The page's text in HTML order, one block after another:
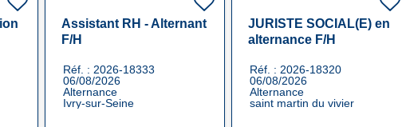
Assistant RH - Alternant
F/H
Réf. : 2026-18333
06/08/2026
Alternance
Ivry-sur-Seine
JURISTE SOCIAL(E) en
alternance F/H
Réf. : 2026-18320
06/08/2026
Alternance
saint martin du vivier